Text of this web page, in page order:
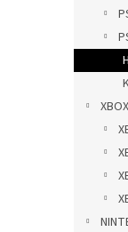
l
XBOX